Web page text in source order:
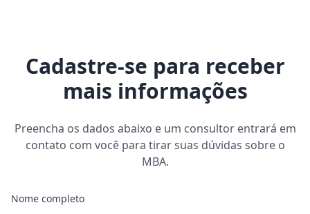
Cadastre-se para receber
mais informações
Preencha os dados abaixo e um consultor entrará em
contato com você para tirar suas dúvidas sobre o
MBA.
Nome completo